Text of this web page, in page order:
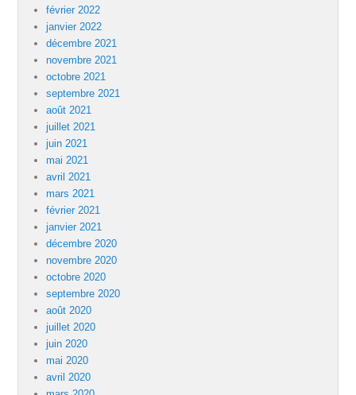
février 2022
janvier 2022
décembre 2021
novembre 2021
octobre 2021
septembre 2021
août 2021
juillet 2021
juin 2021
mai 2021
avril 2021
mars 2021
février 2021
janvier 2021
décembre 2020
novembre 2020
octobre 2020
septembre 2020
août 2020
juillet 2020
juin 2020
mai 2020
avril 2020